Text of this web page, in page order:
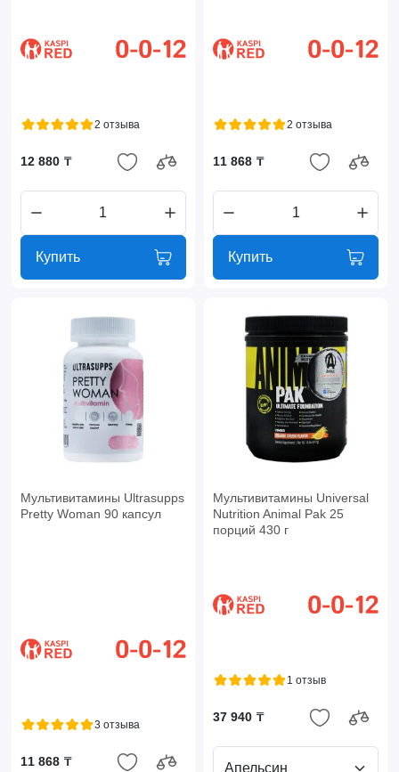
2 отзыва
12 880 ₸
Купить
2 отзыва
11 868 ₸
Купить
Мультивитамины Ultrasupps
Pretty Woman 90 капсул
3 отзыва
11 868 ₸
Мультивитамины Universal
Nutrition Animal Pak 25
порций 430 г
1 отзыв
37 940 ₸
Апельсин